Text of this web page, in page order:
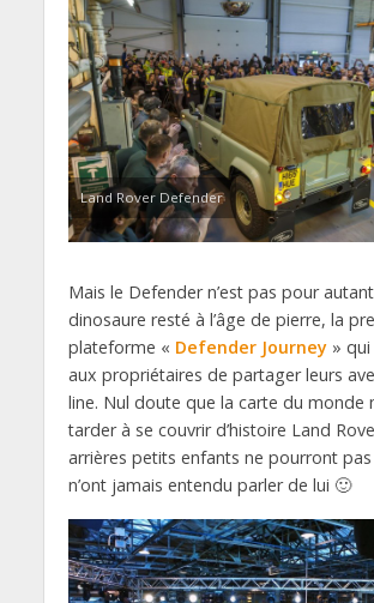
Land Rover Defender
Mais le Defender n’est pas pour
dinosaure resté à l’âge de pierre, la
plateforme « Defender Journey» qui
aux propriétaires de partager leurs
line. Nul doute que la carte du monde
tarder à se couvrir d’histoire Land
arrières petits enfants ne pourront pas
n’ont jamais entendu parler de lui 🙂